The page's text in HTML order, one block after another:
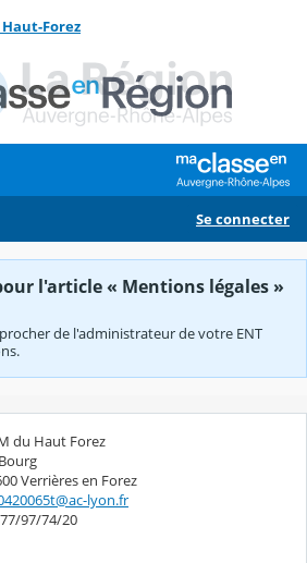
Forez
Se connecter
l'article « Mentions légales »
de l'administrateur de votre ENT
du Haut Forez
Verrières en Forez
lyon.fr
97/74/20